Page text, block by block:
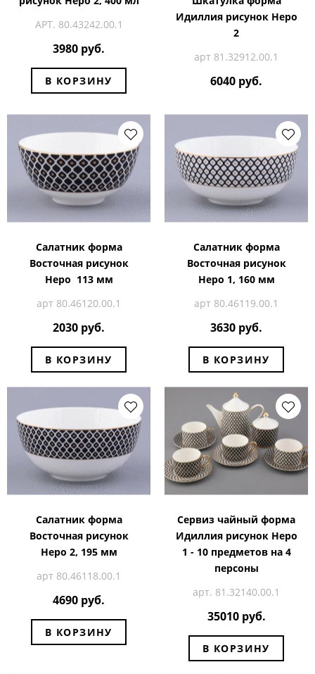
АРТ. 80.43242.00.1
3980 руб.
В КОРЗИНУ
Идиллия рисунок Неро
2
арт 81.32912.00.1
6040 руб.
Салатник форма
Восточная рисунок
Неро 113 мм
арт 80.46120.00.1
2030 руб.
В КОРЗИНУ
Салатник форма
Восточная рисунок
Неро 1, 160 мм
арт 80.46119.00.1
3630 руб.
В КОРЗИНУ
Салатник форма
Восточная рисунок
Неро 2, 195 мм
арт 80.46118.00.1
4690 руб.
В КОРЗИНУ
Сервиз чайный форма
Идиллия рисунок Неро
1 - 10 предметов на 4
персоны
арт. 81.32140.00.1
35010 руб.
В КОРЗИНУ